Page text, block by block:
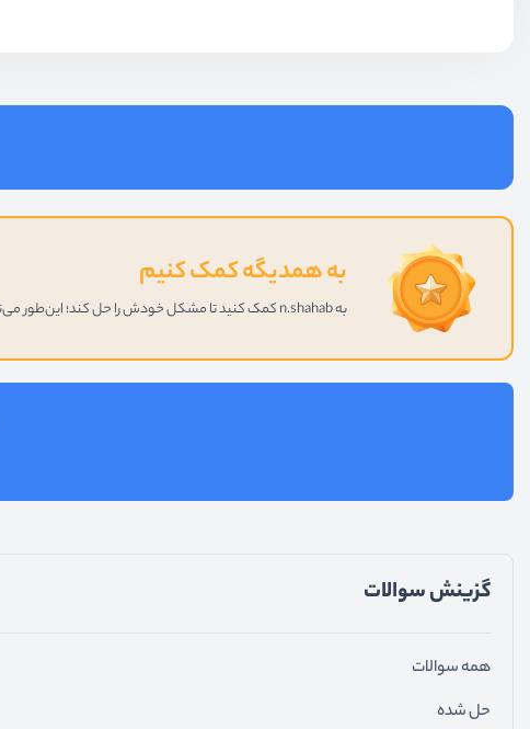
گزینش سوالات
همه سوالات
حل شده
به همدیگه کمک کنیم
به n.shahab کمک کنید تا مشکل خودش را حل کند؛ این‌طور می‌توانیم با هم پیشرفت کنیم.